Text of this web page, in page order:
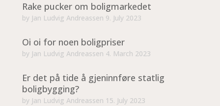
Rake pucker om boligmarkedet
by Jan Ludvig Andreassen 9. July 2023
Oi oi for noen boligpriser
by Jan Ludvig Andreassen 4. March 2023
Er det på tide å gjeninnføre statlig
boligbygging?
by Jan Ludvig Andreassen 15. July 2023